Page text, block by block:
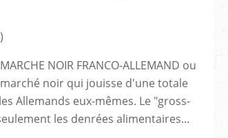
)
NOIR FRANCO-ALLEMAND ou
marché noir qui jouisse d'une totale
Allemands eux-mêmes. Le "gross-
les denrées alimentaires...